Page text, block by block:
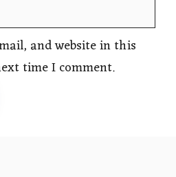
and website in this
time I comment.